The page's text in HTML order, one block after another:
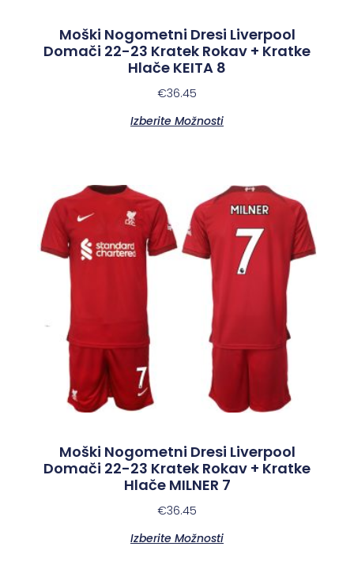
Moški Nogometni Dresi Liverpool
Domači 22-23 Kratek Rokav + Kratke
Hlače KEITA 8
€36.45
Izberite Možnosti
Moški Nogometni Dresi Liverpool
Domači 22-23 Kratek Rokav + Kratke
Hlače MILNER 7
€36.45
Izberite Možnosti